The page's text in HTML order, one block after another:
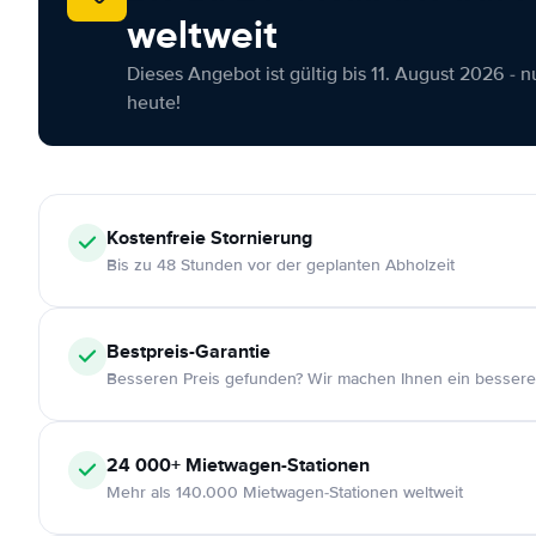
weltweit
Dieses Angebot ist gültig bis 11. August 2026 -
heute!
KostenfreieStornierung
Bis zu 48 Stunden vor der geplanten Abholzeit
Bestpreis-Garantie
Besseren Preis gefunden? Wir machen Ihnen ein
24 000+ Mietwagen-Stationen
Mehr als 140.000 Mietwagen-Stationen weltweit